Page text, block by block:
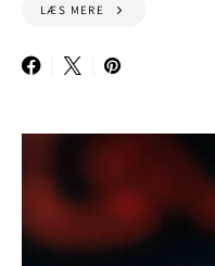
LÆS MERE